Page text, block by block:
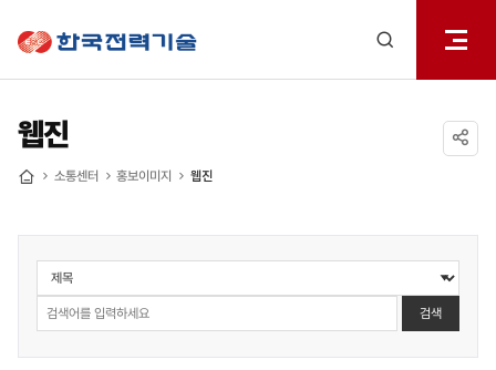
열기
웹진
소통센터 홍보이미지 웹진
소통센터
>
홍보책자
>
웹진
검색